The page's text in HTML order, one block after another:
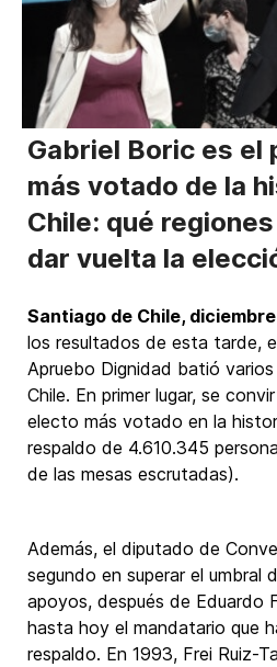
Gabriel Boric es el
más votado de la
Chile: qué
dar vuelta la
Santiago de Chile,
los resultados de esta tarde,
Apruebo Dignidad batió
Chile. En primer lugar, se
electo más votado en la
respaldo de 4.610.345
de las mesas escrutadas).
Además, el diputado de
segundo en superar el umbral
apoyos, después de Eduardo
hasta hoy el mandatario que
respaldo. En 1993, Frei Ruiz-